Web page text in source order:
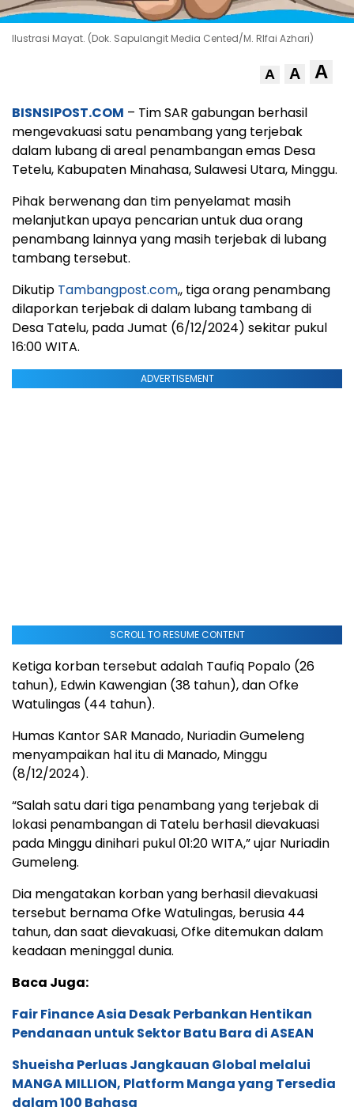
Ilustrasi Mayat. (Dok. Sapulangit Media Cented/M. RIfai Azhari)
A A A
BISNSIPOST.COM – Tim SAR gabungan berhasil
mengevakuasi satu penambang yang terjebak
dalam lubang di areal penambangan emas Desa
Tetelu, Kabupaten Minahasa, Sulawesi Utara, Minggu.
Pihak berwenang dan tim penyelamat masih
melanjutkan upaya pencarian untuk dua orang
penambang lainnya yang masih terjebak di lubang
tambang tersebut.
Dikutip Tambangpost.com,, tiga orang penambang
dilaporkan terjebak di dalam lubang tambang di
Desa Tatelu, pada Jumat (6/12/2024) sekitar pukul
16:00 WITA.
ADVERTISEMENT
SCROLL TO RESUME CONTENT
Ketiga korban tersebut adalah Taufiq Popalo (26
tahun), Edwin Kawengian (38 tahun), dan Ofke
Watulingas (44 tahun).
Humas Kantor SAR Manado, Nuriadin Gumeleng
menyampaikan hal itu di Manado, Minggu
(8/12/2024).
“Salah satu dari tiga penambang yang terjebak di
lokasi penambangan di Tatelu berhasil dievakuasi
pada Minggu dinihari pukul 01:20 WITA,” ujar Nuriadin
Gumeleng.
Dia mengatakan korban yang berhasil dievakuasi
tersebut bernama Ofke Watulingas, berusia 44
tahun, dan saat dievakuasi, Ofke ditemukan dalam
keadaan meninggal dunia.
Baca Juga:
Fair Finance Asia Desak Perbankan Hentikan
Pendanaan untuk Sektor Batu Bara di ASEAN
Shueisha Perluas Jangkauan Global melalui
MANGA MILLION, Platform Manga yang Tersedia
dalam 100 Bahasa